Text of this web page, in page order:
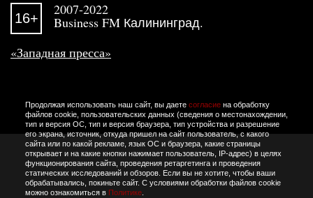
Продолжая использовать наш сайт, вы даете согласиена обработку
файлов cookie, пользовательских данных (сведения о местонахождении,
тип и версия ОС, тип и версия браузера, тип устройства и разрешение
его экрана, источник, откуда пришел на сайт пользователь, с какого
сайта или по какой рекламе, язык ОС и браузера, какие страницы
открывает и на какие кнопки нажимает пользователь, IP-адрес) в целях
функционирования сайта, проведения ретаргетинга и проведения
статических исследований и обзоров. Если вы не хотите, чтобы ваши
обрабатывались, покиньте сайт. С условиями обработки файлов cookie
можно ознакомиться в Политике.
16+
2007-2022
Business FM Калининград.
«Западная пресса»